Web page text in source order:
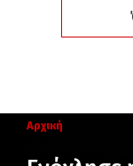
Αρχική